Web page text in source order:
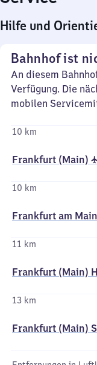
Hilfe und
Bahnhof ist
An diesem
Verfügung. Die
mobilen
10 km
Frankfurt (Main)
10 km
Frankfurt am
11 km
Frankfurt (Main)
13 km
Frankfurt (Main)